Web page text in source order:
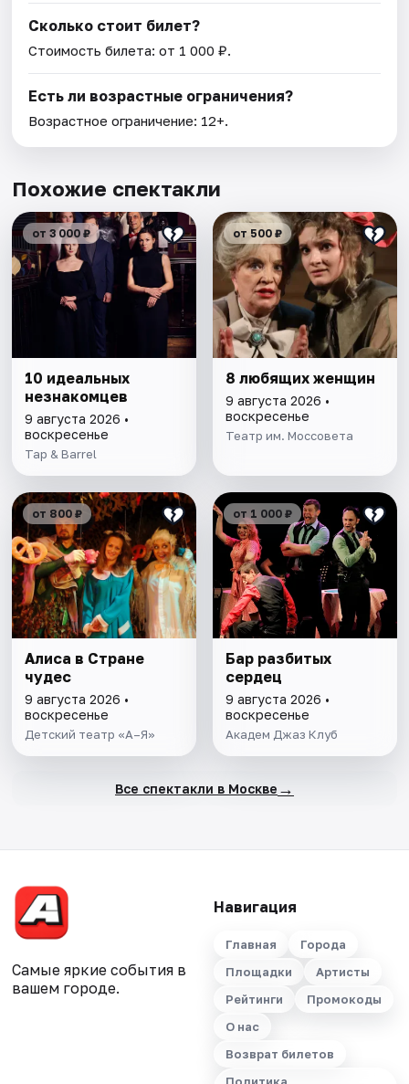
Сколько стоит билет?
Стоимость билета: от 1 000 ₽.
Есть ли возрастные ограничения?
Возрастное ограничение: 12+.
Похожие спектакли
от 3 000 ₽
10 идеальных
незнакомцев
9 августа 2026 •
воскресенье
Tap & Barrel
от 500 ₽
8 любящих женщин
9 августа 2026 •
воскресенье
Театр им. Моссовета
от 800 ₽
Алиса в Стране
чудес
9 августа 2026 •
воскресенье
Детский театр «А–Я»
от 1 000 ₽
Бар разбитых
сердец
9 августа 2026 •
воскресенье
Академ Джаз Клуб
Все спектакли в Москве →
Самые яркие события в
вашем городе.
Навигация
Главная
Города
Площадки
Артисты
Рейтинги
Промокоды
О нас
Возврат билетов